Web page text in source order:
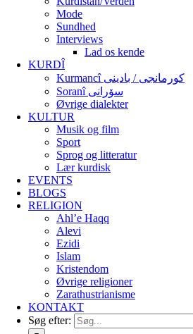
Mode
Sundhed
Interviews
Lad os kende
KURDÎ
Kurmancî کورمانجی / بادینی
Soranî سۆرانی
Øvrige dialekter
KULTUR
Musik og film
Sport
Sprog og litteratur
Lær kurdisk
EVENTS
BLOGS
RELIGION
Ahl’e Haqq
Alevi
Ezidi
Islam
Kristendom
Øvrige religioner
Zarathustrianisme
KONTAKT
Søg efter: